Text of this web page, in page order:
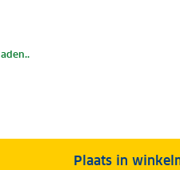
Plaats in